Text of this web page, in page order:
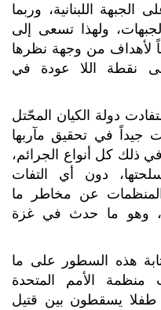
اللبنانية، وربما
ولهذا تسعى إلى
لأهداف من وجهة نظرها
نقطة اللا عودة في
دولة الكيان المحّتل
في تحقيق مآربها
ذلك كل أنواع الجرائم،
دون أي التفات
المنظمات عن مخاطر ما
وهو ما حدث في غزة
هذه السطور على ما
الأمم المتحدة
للطفولة (يونيسف) من أن 11 طفلا يسقطون بين قتيل